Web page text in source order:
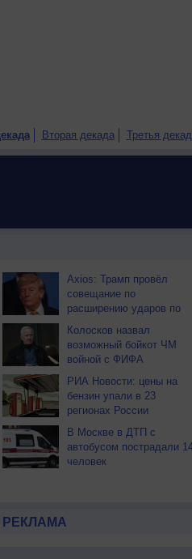
Вторая декада Третья
НОВОСТИ ПАРТНЕРОВ
Axios: Трамп провёл
совещание по
расширению ударов по
Ирану
Колосков назвал
возможный бойкот ЧМ
войной с ФИФА
РИА Новости: цены на
бензин упали в 23
регионах России
В Москве в ДТП с
автобусом пострадали
человек
РЕКЛАМА